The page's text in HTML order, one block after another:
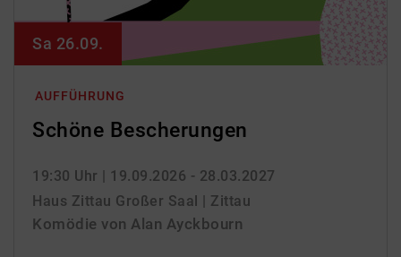
AUFFÜHRUNG
Schöne Bescherungen
19:30 Uhr | 19.09.2026 - 28.03.2027
Haus Zittau Großer Saal | Zittau
Komödie von Alan Ayckbourn
Sa 26.09.